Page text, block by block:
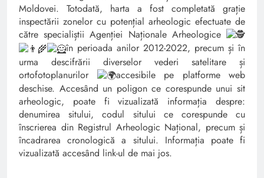
Moldovei. Totodată, harta a fost completată grație
inspectării zonelor cu potențial arheologic efectuate de
către specialiștii Agenției Naționale Arheologice
în perioada anilor 2012-2022, precum și în
urma descifrării diverselor vederi satelitare și
ortofotoplanurilor
accesibile pe platforme web
deschise. Accesând un poligon ce corespunde unui sit
arheologic, poate fi vizualizată informația despre:
denumirea sitului, codul sitului ce corespunde cu
înscrierea din Registrul Arheologic Național, precum și
încadrarea cronologică a sitului. Informația poate fi
vizualizată accesând link-ul de mai jos.